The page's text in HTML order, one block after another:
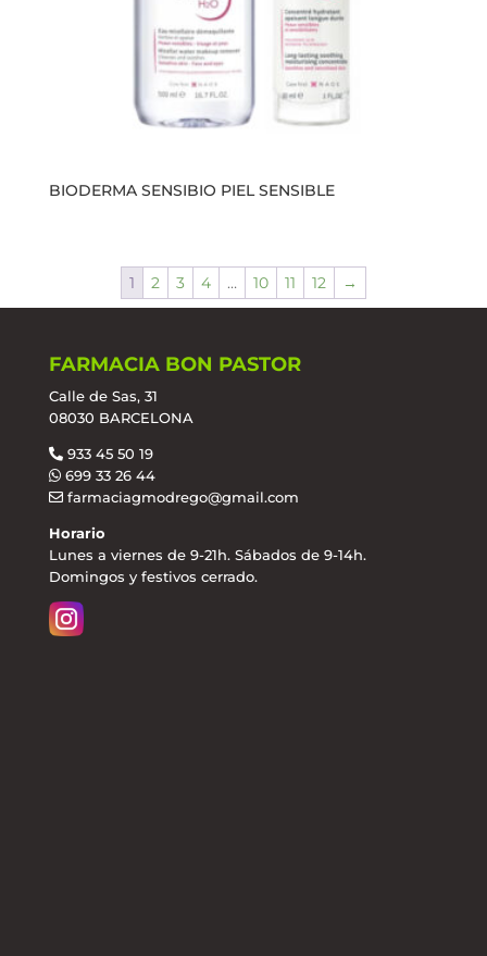
BIODERMA SENSIBIO PIEL SENSIBLE
1 2 3 4 … 10 11 12 →
FARMACIA BON PASTOR
Calle de Sas, 31
08030 BARCELONA
933 45 50 19
699 33 26 44
farmaciagmodrego@gmail.com
Horario
Lunes a viernes de 9-21h. Sábados de 9-14h.
Domingos y festivos cerrado.